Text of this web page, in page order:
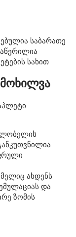
საბარათე
სახით
ახდენს
და
ზომის